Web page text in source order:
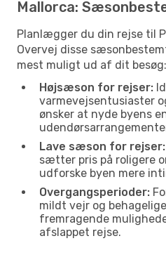
Mallorca:
Planlægger du din rejse til
Overvej disse
mest muligt ud af dit besøg:
Højsæson for rejser:
varmevejsentusiaster
ønsker at nyde byens
Lave sæson for rejser:
sætter pris på roligere
udforske byen mere
Overgangsperioder:
mildt vejr og
fremragende
afslappet rejse.